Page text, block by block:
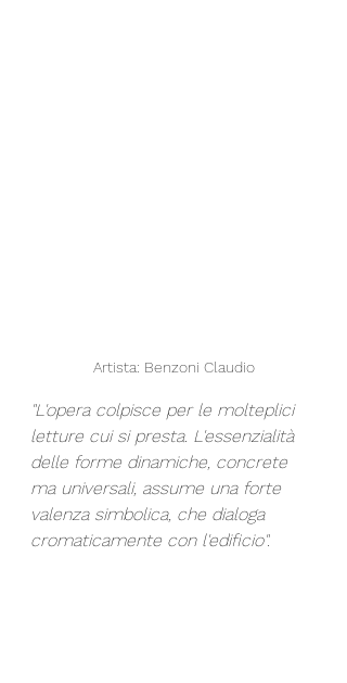
Artista: Benzoni Claudio
"L'opera colpisce per le molteplici
letture cui si presta. L'essenzialità
delle forme dinamiche, concrete
ma universali, assume una forte
valenza simbolica, che dialoga
cromaticamente con l'edificio".